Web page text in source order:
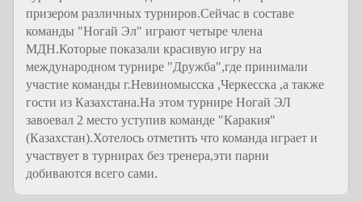
призером различных турниров.Сейчас в составе
команды "Ногай Эл" играют четыре члена
МДН.Которые показали красивую игру на
международном турнире "Дружба",где принимали
участие команды г.Невиномысска ,Черкесска ,а также
гости из Казахстана.На этом турнире Ногай ЭЛ
завоевал 2 место уступив команде "Каракия"
(Казахстан).Хотелось отметить что команда играет и
участвует в турнирах без тренера,эти парни
добиваются всего сами.